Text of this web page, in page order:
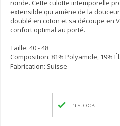
ronde. Cette culotte intemporelle
extensible qui amène de la
doublé en coton et sa découpe en
confort optimal au porté.
Taille: 40 - 48
Composition: 81% Polyamide, 19%
Fabrication: Suisse
En stock